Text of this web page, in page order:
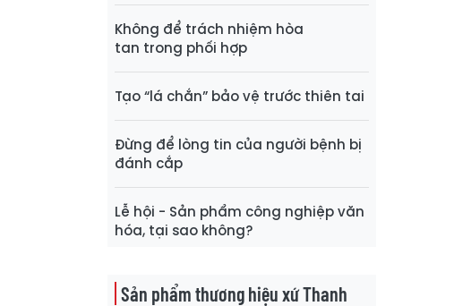
Không để trách nhiệm hòa
tan trong phối hợp
Tạo “lá chắn” bảo vệ trước thiên tai
Đừng để lòng tin của người bệnh bị
đánh cắp
Lễ hội - Sản phẩm công nghiệp văn
hóa, tại sao không?
Sản phẩm thương hiệu xứ Thanh